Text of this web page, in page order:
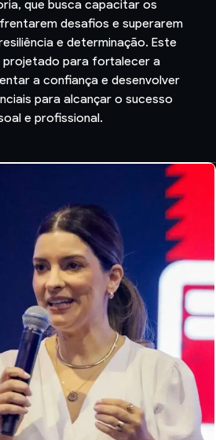
que busca capacitar os
desafios e superarem
e determinação. Este
projetado para fortalecer a
a confiança e desenvolver
para alcançar o sucesso
e profissional.